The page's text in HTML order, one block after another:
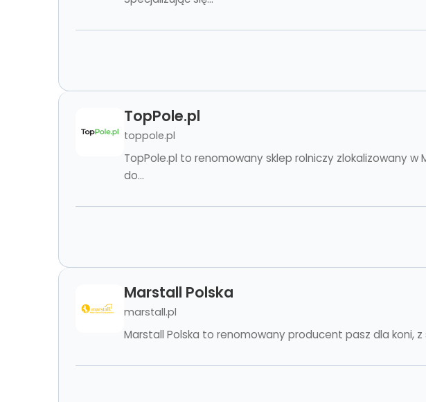
TopPole.pl
toppole.pl
TopPole.pl to renomowany sklep rolniczy zlokalizowany
do...
Marstall Polska
marstall.pl
Marstall Polska to renomowany producent pasz dla koni,